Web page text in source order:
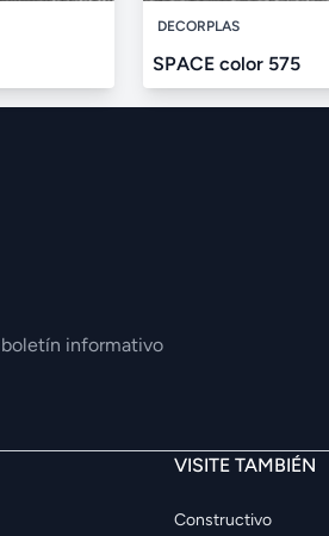
DECORPLAS
SPACE color 575
informativo
VISITE TAMBIÉN
Constructivo